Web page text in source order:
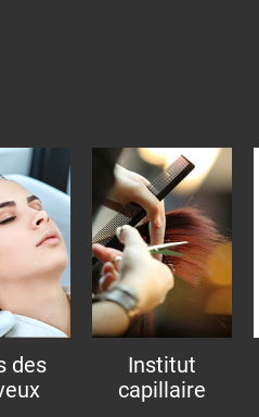
des
Institut
capillaire